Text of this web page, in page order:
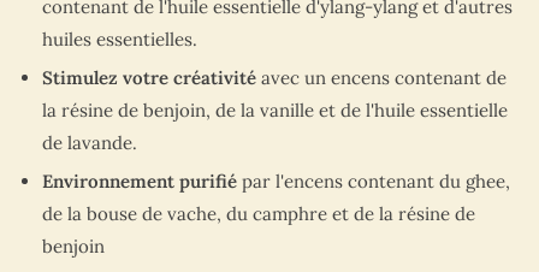
contenant de l'huile essentielle d'ylang-ylang et d'autres
huiles essentielles.
Stimulez votre créativité avec un encens contenant de
la résine de benjoin, de la vanille et de l'huile essentielle
de lavande.
Environnement purifié par l'encens contenant du ghee,
de la bouse de vache, du camphre et de la résine de
benjoin